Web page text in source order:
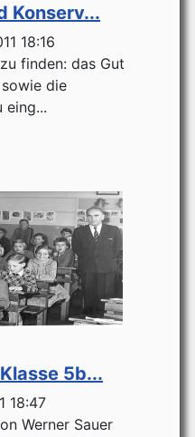
Konserv...
18:16
finden: das Gut
die
eing...
5b...
18:47
Werner Sauer